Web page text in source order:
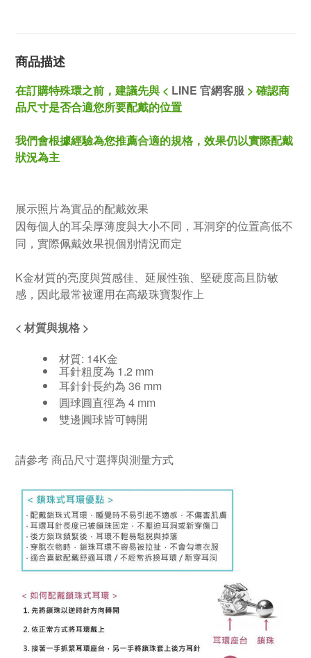
商品描述
在訂購特殊環之前，建議先與 < LINE 官網客服 > 確認商
品尺寸是否合適您所要配戴的位置
我們會根據經驗為您推薦合適的規格，效果仍以實際配戴
狀況為主
展示照片為實品的配戴效果
因每個人的耳朵厚薄度與大小不同，耳洞穿的位置高低不
同，實際佩戴效果視個別情況而定
K金材質的亮度與質感佳、延展性強、堅硬度高且防敏
感，因此最常被運用在高級珠寶製作上
< 材質與規格 >
材質: 14K金
耳針粗度為 1.2 mm
耳針針長約為 36 mm
圓球圓直徑為 4 mm
雙邊圓球皆可轉開
請參考商品尺寸選擇與測量方式